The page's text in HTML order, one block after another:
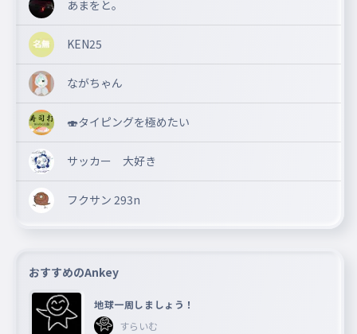
あまをと。
KEN25
ながちゃん
🍣タイピングを極めたい
サッカー 大好き
フクサン 293n
おすすめのAnkey
地球一周しましょう！
すらいむ